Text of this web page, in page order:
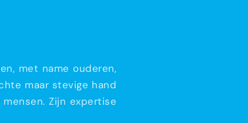
met name ouderen,
maar stevige hand
Zijn expertise